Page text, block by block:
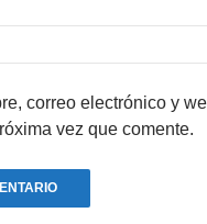
correo electrónico y
vez que comente.